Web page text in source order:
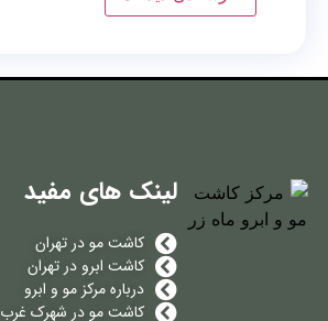
لینک های مفید
کاشت مو در تهران
کاشت ابرو در تهران
درباره مرکز مو و ابرو
کاشت مو در شهرک غرب